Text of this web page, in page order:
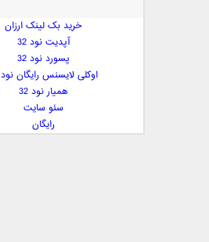
بهنام صفوی
پارسا چیلیک
خرید بک لینک ارزان
آپدیت نود 32
پسورد نود 32
اوکلی لایسنس رایگان نود 32
همیار نود 32
سئو سایت
رایگان